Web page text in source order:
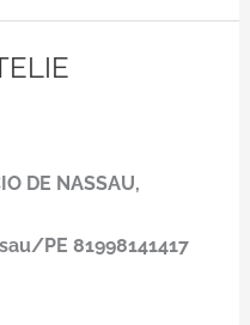
DE NASSAU,
PE 81998141417